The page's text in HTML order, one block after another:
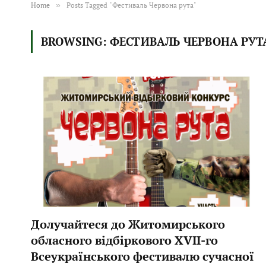
Home » Posts Tagged "Фестиваль Червона рута"
BROWSING: ФЕСТИВАЛЬ ЧЕРВОНА
Долучайтеся до Житомирського
обласного відбіркового ХVІІ-го
Всеукраїнського фестивалю сучасної